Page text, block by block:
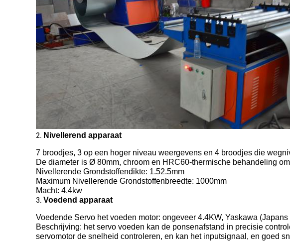
2. Nivellerend apparaat
7 broodjes, 3 op een hoger niveau weergevens en 4 broodjes die
De diameter is Ø 80mm, chroom en HRC60-thermische behandeling
Nivellerende Grondstoffendikte: 1.52.5mm
Maximum Nivellerende Grondstoffenbreedte: 1000mm
Macht: 4.4kw
3. Voedend apparaat
Voedende Servo het voeden motor: ongeveer 4.4KW, Yaskawa (Japans
Beschrijving: het servo voeden kan de ponsenafstand in precisie
servomotor de snelheid controleren, en kan het inputsignaal, en goed